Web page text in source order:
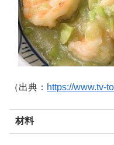
（出典： https://www.tv-
材料